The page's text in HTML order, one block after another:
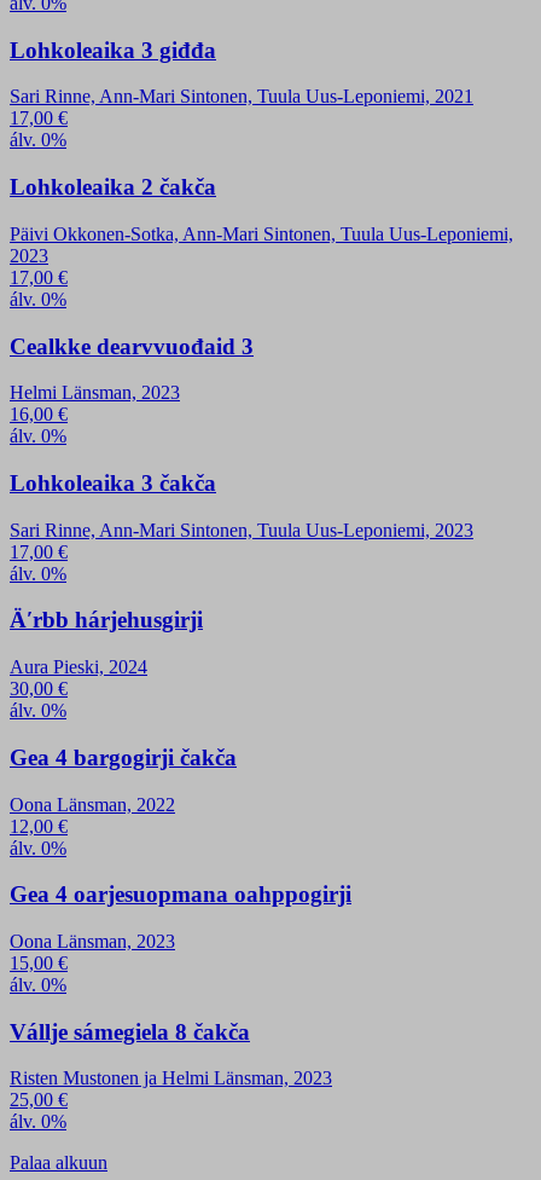
Lohkoleaika 3 giđđa
Sari Rinne, Ann-Mari Sintonen, Tuula Uus-Leponiemi, 2021
17,00 €
álv. 0%
Lohkoleaika 2 čakča
Päivi Okkonen-Sotka, Ann-Mari Sintonen, Tuula Uus-Leponiemi,
2023
17,00 €
álv. 0%
Cealkke dearvvuođaid 3
Helmi Länsman, 2023
16,00 €
álv. 0%
Lohkoleaika 3 čakča
Sari Rinne, Ann-Mari Sintonen, Tuula Uus-Leponiemi, 2023
17,00 €
álv. 0%
Äʹrbb hárjehusgirji
Aura Pieski, 2024
30,00 €
álv. 0%
Gea 4 bargogirji čakča
Oona Länsman, 2022
12,00 €
álv. 0%
Gea 4 oarjesuopmana oahppogirji
Oona Länsman, 2023
15,00 €
álv. 0%
Vállje sámegiela 8 čakča
Risten Mustonen ja Helmi Länsman, 2023
25,00 €
álv. 0%
Palaa alkuun